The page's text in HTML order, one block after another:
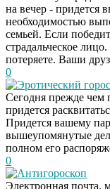
на вечер - придется
необходимостью
семьей. Если
страдальческое
потеряете. Ваши
0
Эротический
Сегодня прежде чем
придется
Придется вашему
вышеупомянутые
полном его
0
Антигороскоп
Электронная почта,